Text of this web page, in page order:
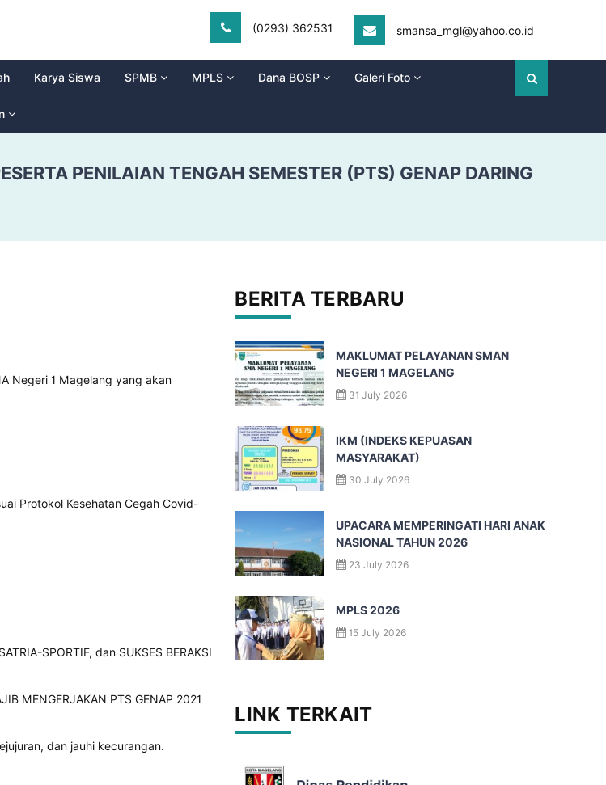
(0293) 362531 smansa_mgl@yahoo.co.id
Karya Siswa SPMB MPLS Dana BOSP Galeri Foto
PENILAIAN TENGAH SEMESTER (PTS) GENAP DARING
Negeri 1 Magelang yang akan
Protokol Kesehatan Cegah Covid-
SPORTIF, dan SUKSES BERAKSI
MENGERJAKAN PTS GENAP 2021
dan jauhi kecurangan.
BERITA TERBARU
MAKLUMAT PELAYANAN SMAN
NEGERI 1 MAGELANG
31 July 2026
IKM (INDEKS KEPUASAN
MASYARAKAT)
30 July 2026
UPACARA MEMPERINGATI HARI ANAK
NASIONAL TAHUN 2026
23 July 2026
MPLS 2026
15 July 2026
LINK TERKAIT